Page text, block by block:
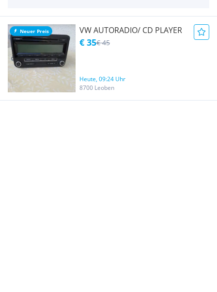
Neuer Preis VW AUTORADIO/ CD PLAYER
€ 35€ 45
Heute, 09:24 Uhr
8700 Leoben